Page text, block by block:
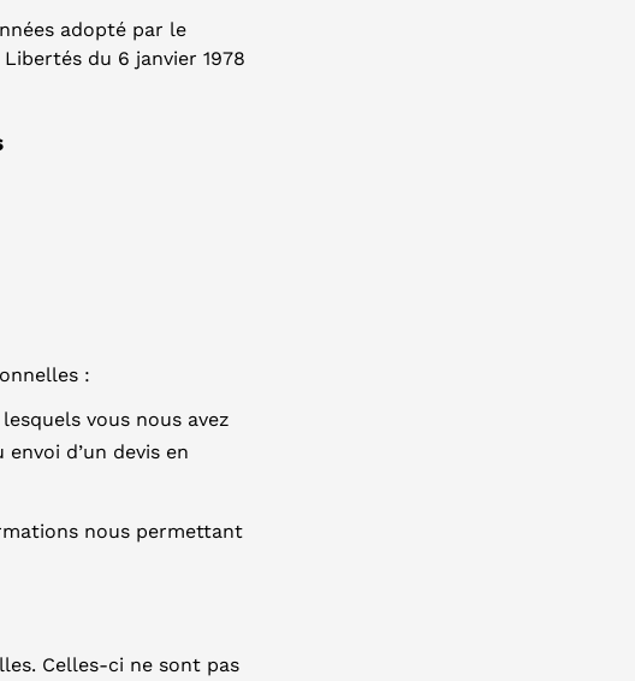
adopté par le
du 6 janvier 1978
:
vous nous avez
d’un devis en
nous permettant
Celles-ci ne sont pas